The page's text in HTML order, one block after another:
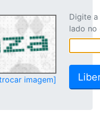
imagem]
Digite
lado no